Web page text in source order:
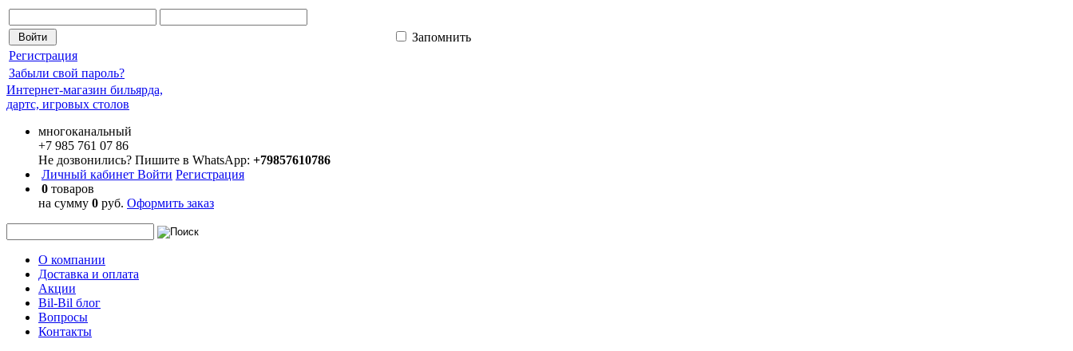
Запомнить
Регистрация
Забыли свой пароль?
Интернет-магазин бильярда,
дартс, игровых столов
многоканальный
+7 985 761 07 86
Не дозвонились? Пишите в WhatsApp: +79857610786
Личный кабинет Войти Регистрация
0 товаров
на сумму 0 руб. Оформить заказ
О компании
Доставка и оплата
Акции
Bil-Bil блог
Вопросы
Контакты